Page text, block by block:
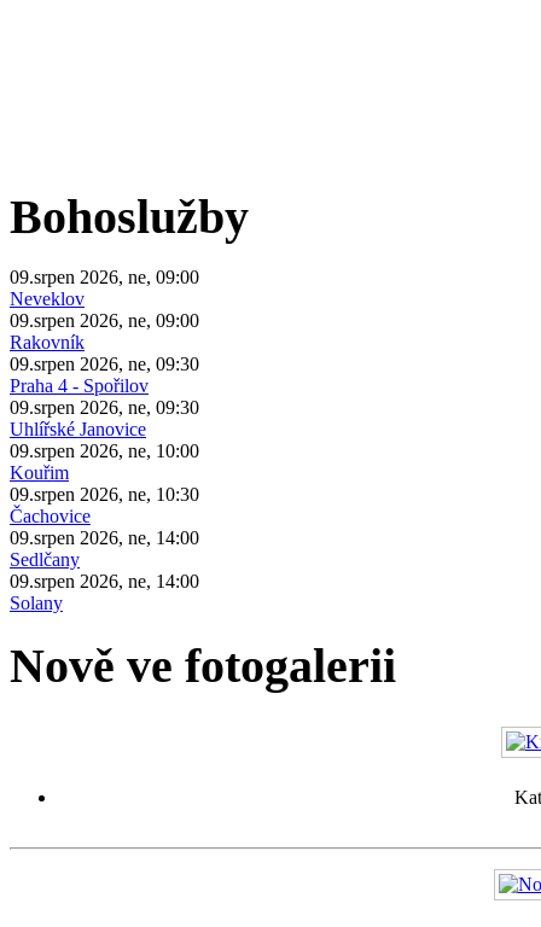
Bohoslužby
09.srpen 2026, ne, 09:00
Neveklov
09.srpen 2026, ne, 09:00
Rakovník
09.srpen 2026, ne, 09:30
Praha 4 - Spořilov
09.srpen 2026, ne, 09:30
Uhlířské Janovice
09.srpen 2026, ne, 10:00
Kouřim
09.srpen 2026, ne, 10:30
Čachovice
09.srpen 2026, ne, 14:00
Sedlčany
09.srpen 2026, ne, 14:00
Solany
Nově ve fotogalerii